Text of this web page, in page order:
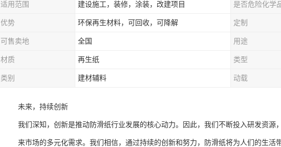
适用范围 建设施工，装修，涂装，改建项目 是否危险化学
优势 环保再生材料，可回收，可降解 定制
可售卖地 全国 用途
材质 再生纸 类型
类别 建材辅料 动载
未来，持续创新
我们深知，创新是推动防滑纸行业发展的核心动力。因此，我们不断投入研发资
来市场的多元化需求。我们相信，通过持续的创新和努力，防滑纸将为人们的生活